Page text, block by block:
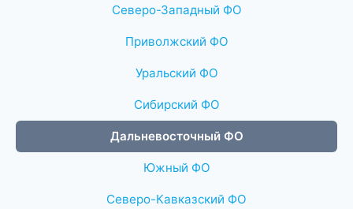
Северо-Западный ФО
Приволжский ФО
Уральский ФО
Сибирский ФО
Дальневосточный ФО
Южный ФО
Северо-Кавказский ФО